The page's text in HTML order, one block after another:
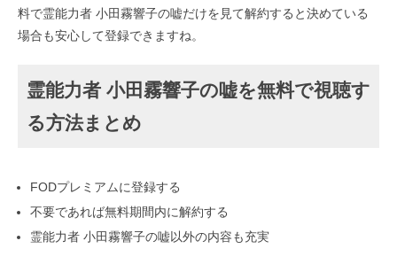
料で霊能力者 小田霧響子の嘘だけを見て解約すると決めている
場合も安心して登録できますね。
霊能力者 小田霧響子の嘘を無料で視聴す
る方法まとめ
FODプレミアムに登録する
不要であれば無料期間内に解約する
霊能力者 小田霧響子の嘘以外の内容も充実